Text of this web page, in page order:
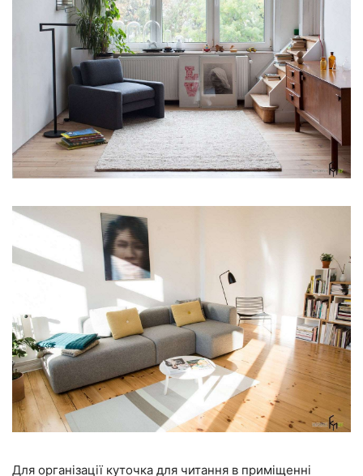
Для організації куточка для читання в приміщенні